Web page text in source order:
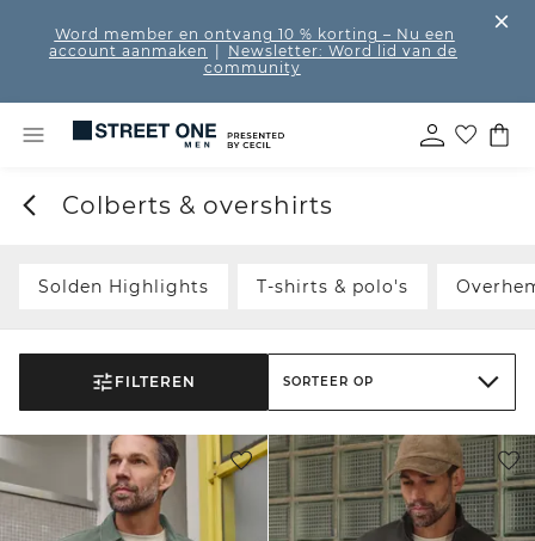
Word member en ontvang 10 % korting – Nu een
account aanmaken
Newsletter: Word lid van de
community
Colberts & overshirts
Solden Highlights T-shirts & polo's
FILTEREN SORTEER OP